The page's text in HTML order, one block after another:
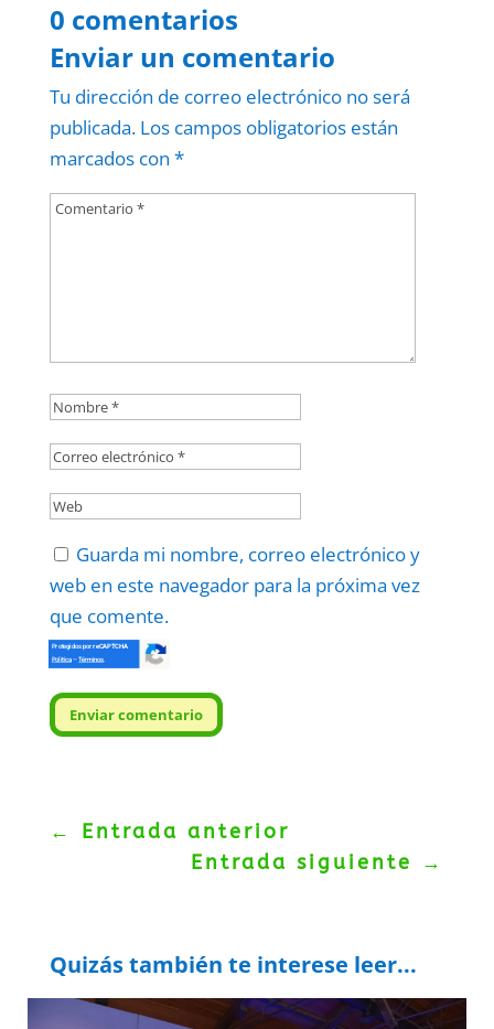
0 comentarios
Enviar un comentario
Tu dirección de correo electrónico no será
publicada. Los campos obligatorios están
marcados con *
Guarda mi nombre, correo electrónico y
web en este navegador para la próxima vez
que comente.
Enviar comentario
Protegidos porreCAPTCHA
Politica–Términos
← Entrada anterior
Entrada siguiente
→
Quizás también te interese leer...